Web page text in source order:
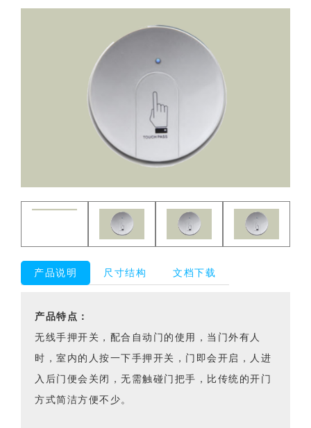
产品说明 尺寸结构 文档下载
产品特点：
无线手押开关，配合自动门的使用，当门外有人
时，室内的人按一下手押开关，门即会开启，人进
入后门便会关闭，无需触碰门把手，比传统的开门
方式简洁方便不少。